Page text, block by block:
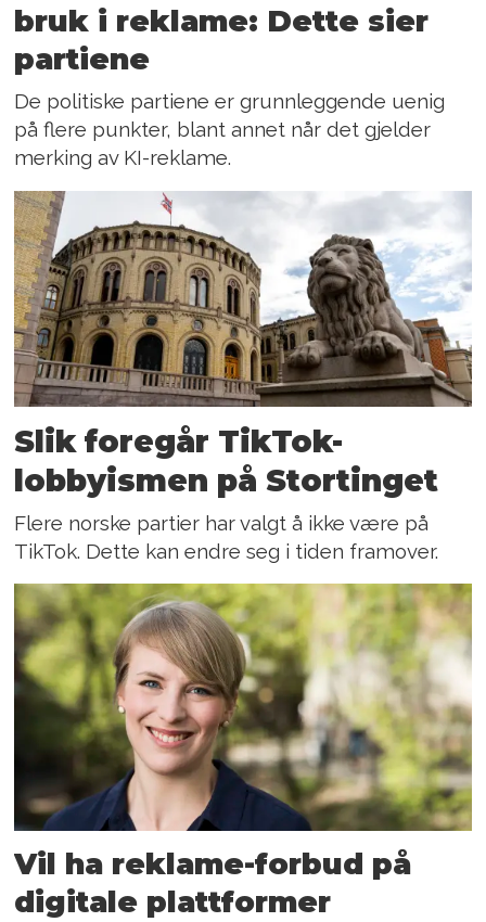
bruk i reklame: Dette sier
partiene
De politiske partiene er grunnleggende uenig
på flere punkter, blant annet når det gjelder
merking av KI-reklame.
Slik foregår TikTok-
lobbyismen på Stortinget
Flere norske partier har valgt å ikke være på
TikTok. Dette kan endre seg i tiden framover.
Vil ha reklame-forbud på
digitale plattformer